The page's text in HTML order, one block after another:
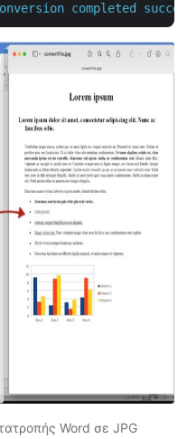
completed
Word σε JPG